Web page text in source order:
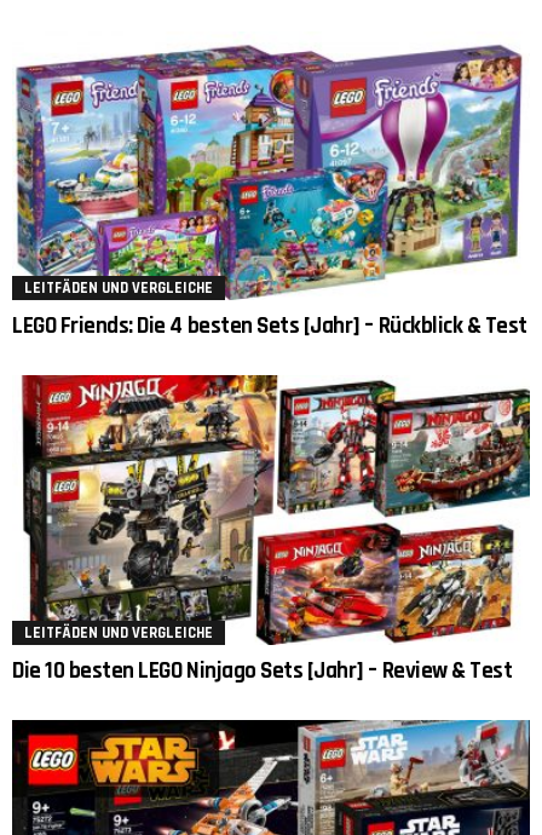
LEITFÄDEN UND VERGLEICHE
LEGO Friends: Die 4 besten Sets [Jahr] – Rückblick & Test
LEITFÄDEN UND VERGLEICHE
Die 10 besten LEGO Ninjago Sets [Jahr] – Review & Test